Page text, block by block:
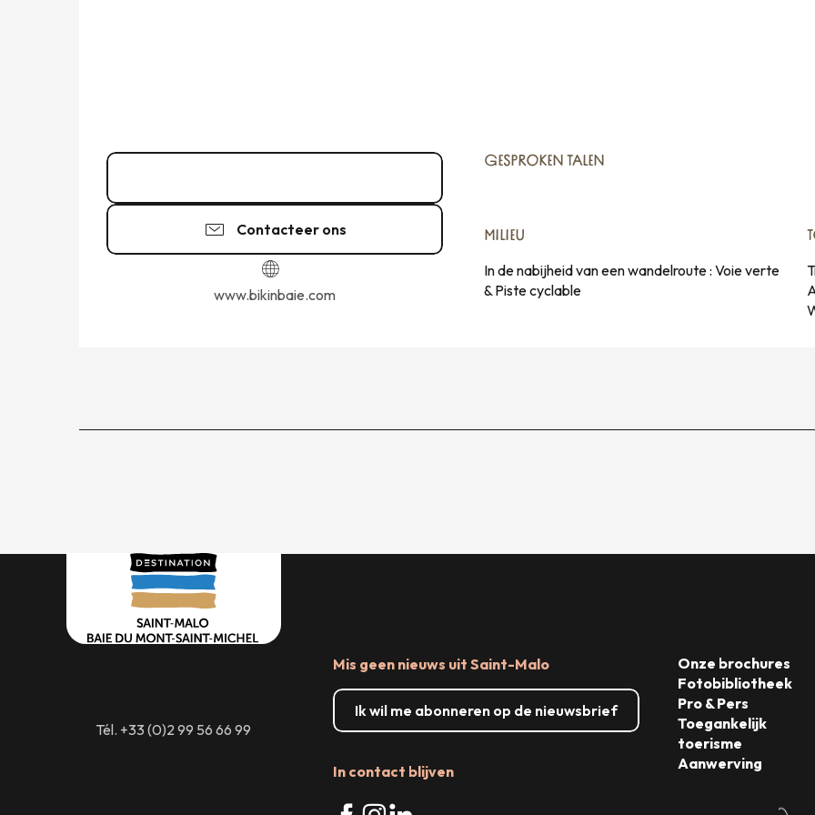
Contacteer ons
www.bikinbaie.com
GESPROKEN TALEN
GESPROKEN TALEN
MILIEU
MILIEU
In de nabijheid van een wandelroute : Voie verte
& Piste cyclable
Tél. +33 (0)2 99 56 66 99
Mis geen nieuws uit Saint-Malo
Ik wil me abonneren op de nieuwsbrief
In contact blijven
Onze brochures
Fotobibliotheek
Pro & Pers
Toegankelijk
toerisme
Aanwerving